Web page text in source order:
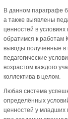
В данном параграфе
а также выявлены
ценностей в условиях
обратимся к работам
выводы полученные в
педагогические
возрастом каждого
коллектива в целом.
Любая система
определённых
ценностей у младших